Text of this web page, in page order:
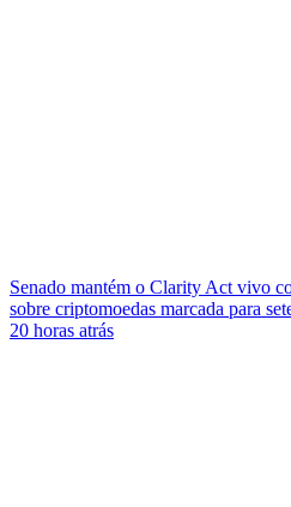
Senado mantém o Clarity Act vivo
sobre criptomoedas marcada para
20 horas atrás